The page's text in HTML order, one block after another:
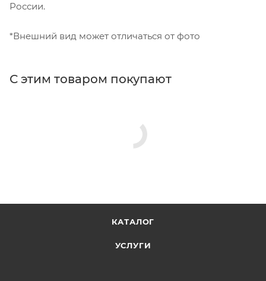
России.
*Внешний вид может отличаться от фото
С этим товаром покупают
КАТАЛОГ
УСЛУГИ